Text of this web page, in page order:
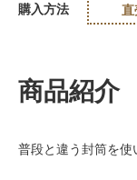
購入方法 直
商品紹介
普段と違う封筒を使